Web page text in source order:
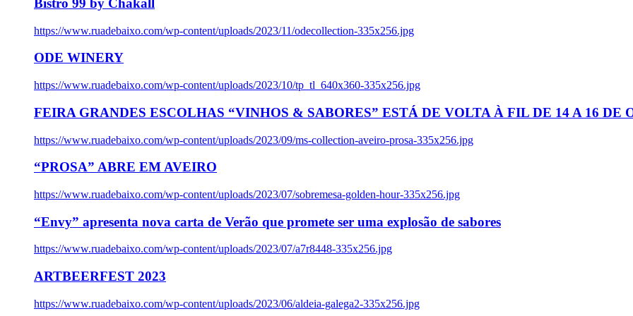
Bistro 99 by Chakall
https://www.ruadebaixo.com/wp-content/uploads/2023/11/odecollection-335x256.jpg
ODE WINERY
https://www.ruadebaixo.com/wp-content/uploads/2023/10/tp_tl_640x360-335x256.jpg
FEIRA GRANDES ESCOLHAS “VINHOS & SABORES” ESTÁ DE VOLTA À FIL DE 14 A 16 DE
https://www.ruadebaixo.com/wp-content/uploads/2023/09/ms-collection-aveiro-prosa-335x256.jpg
“PROSA” ABRE EM AVEIRO
https://www.ruadebaixo.com/wp-content/uploads/2023/07/sobremesa-golden-hour-335x256.jpg
“Envy” apresenta nova carta de Verão que promete ser uma explosão de sabores
https://www.ruadebaixo.com/wp-content/uploads/2023/07/a7r8448-335x256.jpg
ARTBEERFEST 2023
https://www.ruadebaixo.com/wp-content/uploads/2023/06/aldeia-galega2-335x256.jpg